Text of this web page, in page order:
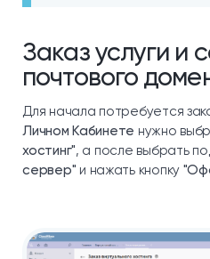
Заказ услуги и
почтового
Для начала потребуется
Личном Кабинете нужно
хостинг", а после выбрать
сервер" и нажать кнопку